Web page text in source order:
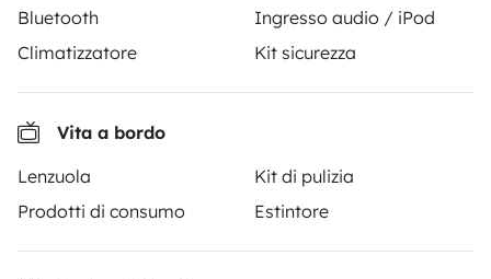
Bluetooth
Ingresso audio / iPod
Climatizzatore
Kit sicurezza
Vita a bordo
Lenzuola
Kit di pulizia
Prodotti di consumo
Estintore
Yescapa è la piattaforma di camper sharing che rende
per un viaggio itinerante in totale libertà e sicurezza.
4.05/5 su 239 recensioni clienti su Trusted Shops